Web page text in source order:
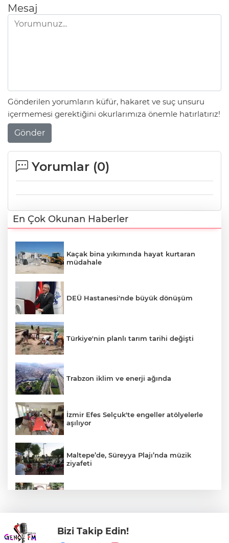
Mesaj
Gönderilen yorumların küfür, hakaret ve suç unsuru
içermemesi gerektiğini okurlarımıza önemle hatırlatırız!
Gönder
Yorumlar (0)
En Çok Okunan Haberler
Kaçak bina yıkımında hayat kurtaran
müdahale
DEÜ Hastanesi'nde büyük dönüşüm
Türkiye'nin planlı tarım tarihi değişti
Trabzon iklim ve enerji ağında
İzmir Efes Selçuk'te engeller atölyelerle
aşılıyor
Maltepe’de, Süreyya Plajı’nda müzik
ziyafeti
Yeşil-siyahlılar yeni sezonu coşkuyla açtı
Bizi Takip Edin!